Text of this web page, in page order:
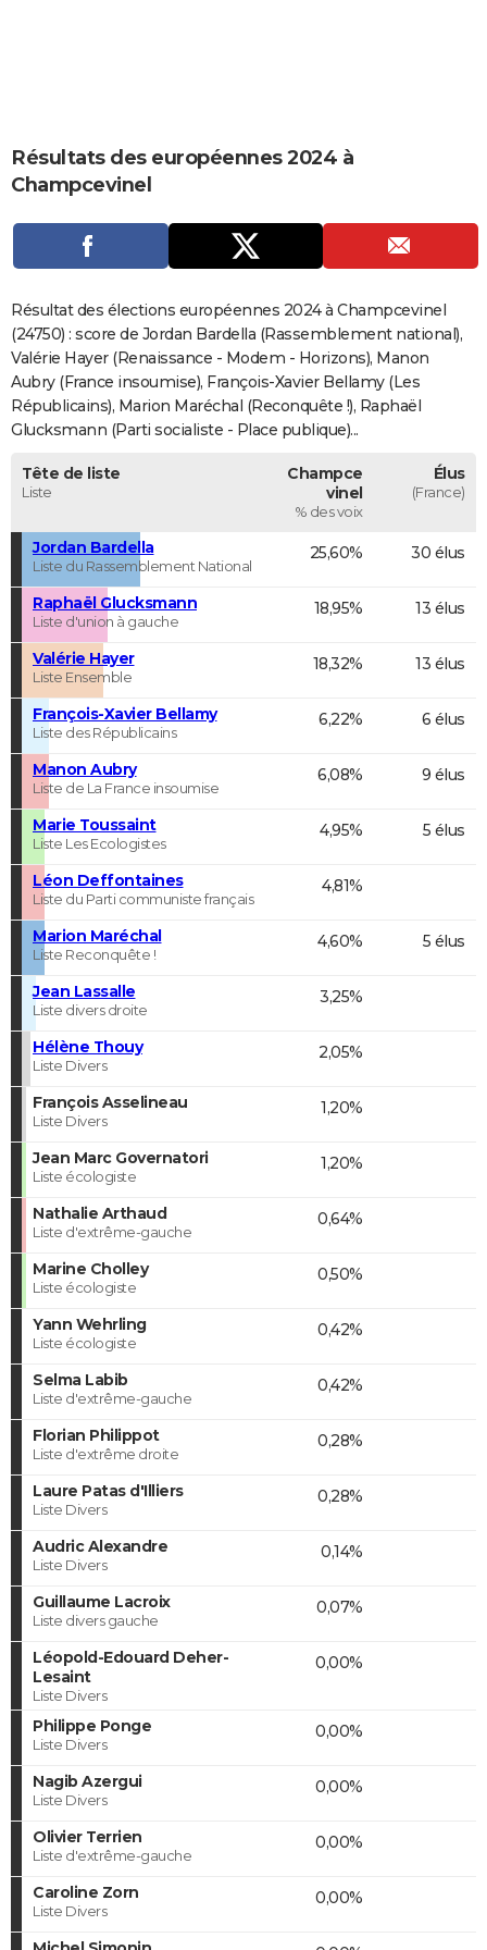
CARTE DE VOEUX
Carte de Noël
Carte Bonne année
Carte Saint-Valentin
Carte Pâques
Carte d'anniversaire
Dictionnaire
Biographies
Expressions
Proverbes
PROGRAMME TV
S'inscrire
Se connecter
Lycées
Collèges
Primaires
Universités
Entreprises
Service militaire
Avis de recherche
AVIS DE DÉCÈS
FORUM
Bricolage
Lifestyle
Culture
SportAuto
Television
Voyage
Cinema
Résultats des européennes 2024 à
Champcevinel
Résultat des élections européennes 2024 à Champcevinel
(24750) : score de Jordan Bardella (Rassemblement national),
Valérie Hayer (Renaissance - Modem - Horizons), Manon
Aubry (France insoumise), François-Xavier Bellamy (Les
Républicains), Marion Maréchal (Reconquête !), Raphaël
Glucksmann (Parti socialiste - Place publique)...
Tête de liste
Liste
Champce
vinel
% des voix
Élus
(France)
Jordan Bardella
Liste du Rassemblement National
25,60% 30 élus
Raphaël Glucksmann
Liste d'union à gauche
18,95% 13 élus
Valérie Hayer
Liste Ensemble
18,32% 13 élus
François-Xavier Bellamy
Liste des Républicains
6,22% 6 élus
Manon Aubry
Liste de La France insoumise
6,08% 9 élus
Marie Toussaint
Liste Les Ecologistes
4,95% 5 élus
Léon Deffontaines
Liste du Parti communiste français
4,81%
Marion Maréchal
Liste Reconquête !
4,60% 5 élus
Jean Lassalle
Liste divers droite
3,25%
Hélène Thouy
Liste Divers
2,05%
François Asselineau
Liste Divers
1,20%
Jean Marc Governatori
Liste écologiste
1,20%
Nathalie Arthaud
Liste d'extrême-gauche
0,64%
Marine Cholley
Liste écologiste
0,50%
Yann Wehrling
Liste écologiste
0,42%
Selma Labib
Liste d'extrême-gauche
0,42%
Florian Philippot
Liste d'extrême droite
0,28%
Laure Patas d'Illiers
Liste Divers
0,28%
Audric Alexandre
Liste Divers
0,14%
Guillaume Lacroix
Liste divers gauche
0,07%
Léopold-Edouard Deher-
Lesaint
Liste Divers
0,00%
Philippe Ponge
Liste Divers
0,00%
Nagib Azergui
Liste Divers
0,00%
Olivier Terrien
Liste d'extrême-gauche
0,00%
Caroline Zorn
Liste Divers
0,00%